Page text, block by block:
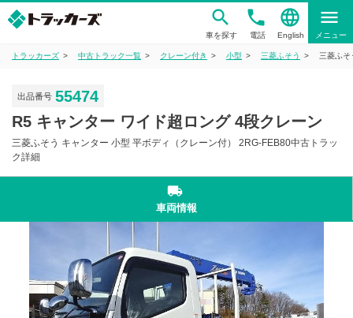
車を探す
phone
電話
language
English
menu
メニュー
トラッカーズ 中古トラック一覧 クレーン付き 小型 三菱ふそう 三菱ふ
出品番号 55474
R5 キャンター ワイド超ロング 4段クレーン
三菱ふそう キャンター 小型 平ボディ（クレーン付） 2RG-FEB80中古トラッ
ク詳細
local_shipping
車両情報